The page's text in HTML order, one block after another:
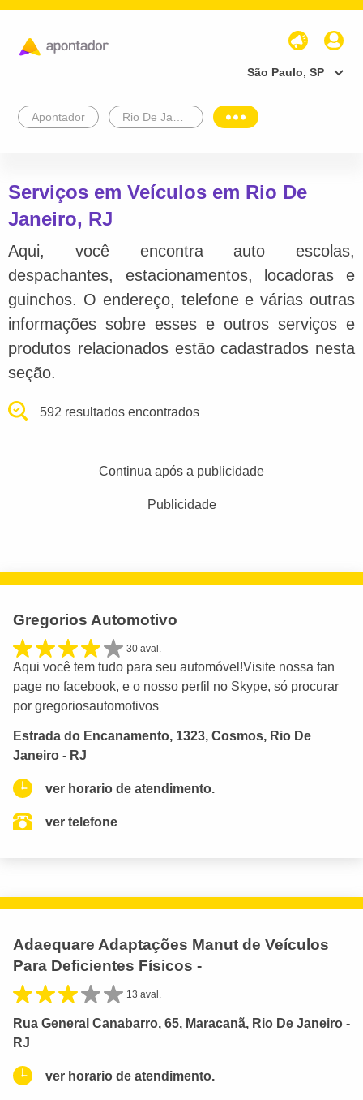
São Paulo, SP
Apontador
Serviços em Veículos em Rio De
Janeiro, RJ
Aqui, você encontra auto escolas,
despachantes, estacionamentos, locadoras e
guinchos. O endereço, telefone e várias outras
informações sobre esses e outros serviços e
produtos relacionados estão cadastrados nesta
seção.
592 resultados encontrados
Continua após a publicidade
Publicidade
Gregorios Automotivo
30 aval.
Aqui você tem tudo para seu automóvel!Visite nossa fan
page no facebook, e o nosso perfil no Skype, só procurar
por gregoriosautomotivos
Estrada do Encanamento, 1323, Cosmos, Rio De
Janeiro - RJ
ver horario de atendimento.
ver telefone
Adaequare Adaptações Manut de Veículos
Para Deficientes Físicos -
13 aval.
Rua General Canabarro, 65, Maracanã, Rio De Janeiro -
RJ
ver horario de atendimento.